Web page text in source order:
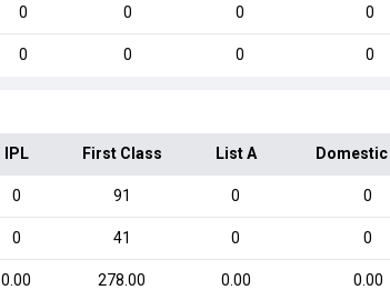
0 0 0 0
0 0 0 0
IPL First Class List A
0 91 0 0
0 41 0 0
0.00 278.00 0.00 0.00